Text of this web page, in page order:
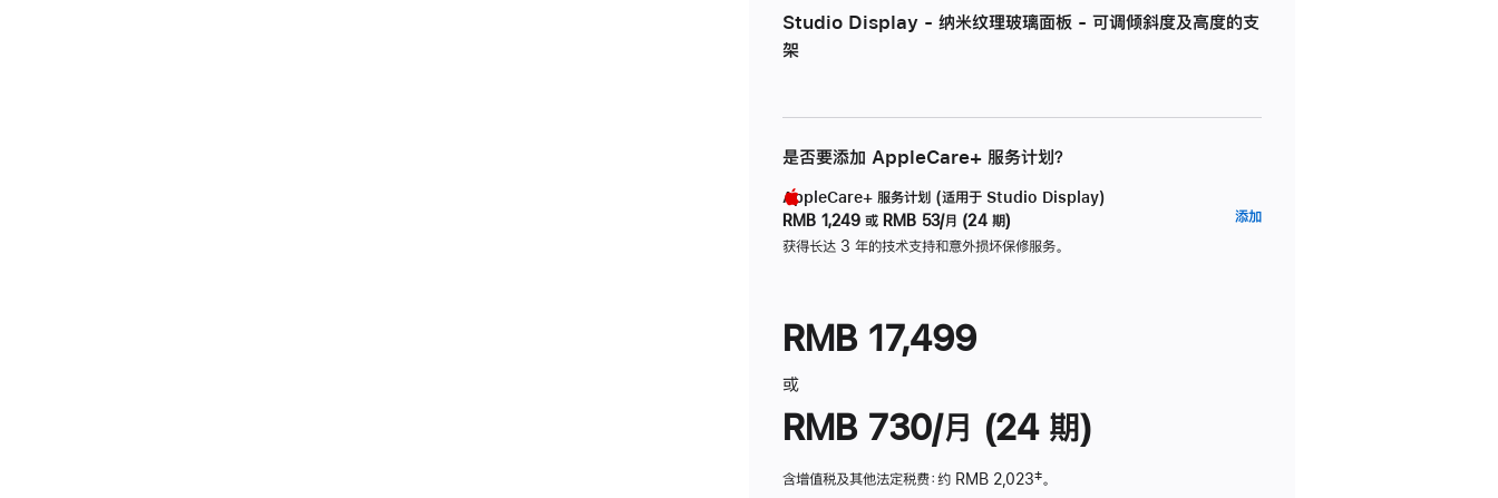
Studio Display - 纳米纹理玻璃面板 - 可调倾斜度及高度的支
架
是否要添加 AppleCare+ 服务计划？
AppleCare+ 服务计划 (适用于 Studio Display)
RMB 1,249 或 RMB 53/月 (24 期)
获得长达 3 年的技术支持和意外损坏保修服务。
添加
RMB 17,499
或
RMB 730/月 (24 期)
含增值税及其他法定税费：约 RMB 2,023脚
‡。